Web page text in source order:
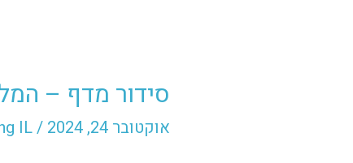
סידור מדף –
אוקטובר 24, 2024 /
IL
–
המלצות